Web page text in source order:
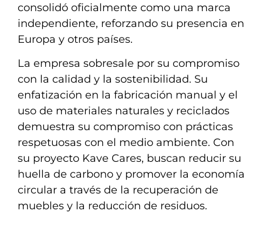
consolidó oficialmente como una marca
independiente, reforzando su presencia en
Europa y otros países.
La empresa sobresale por su compromiso
con la calidad y la sostenibilidad. Su
enfatización en la fabricación manual y el
uso de materiales naturales y reciclados
demuestra su compromiso con prácticas
respetuosas con el medio ambiente. Con
su proyecto Kave Cares, buscan reducir su
huella de carbono y promover la economía
circular a través de la recuperación de
muebles y la reducción de residuos.